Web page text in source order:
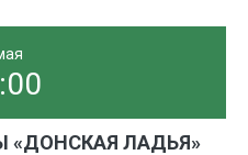
ЛАДЬЯ»